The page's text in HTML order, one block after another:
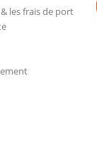
les frais de port